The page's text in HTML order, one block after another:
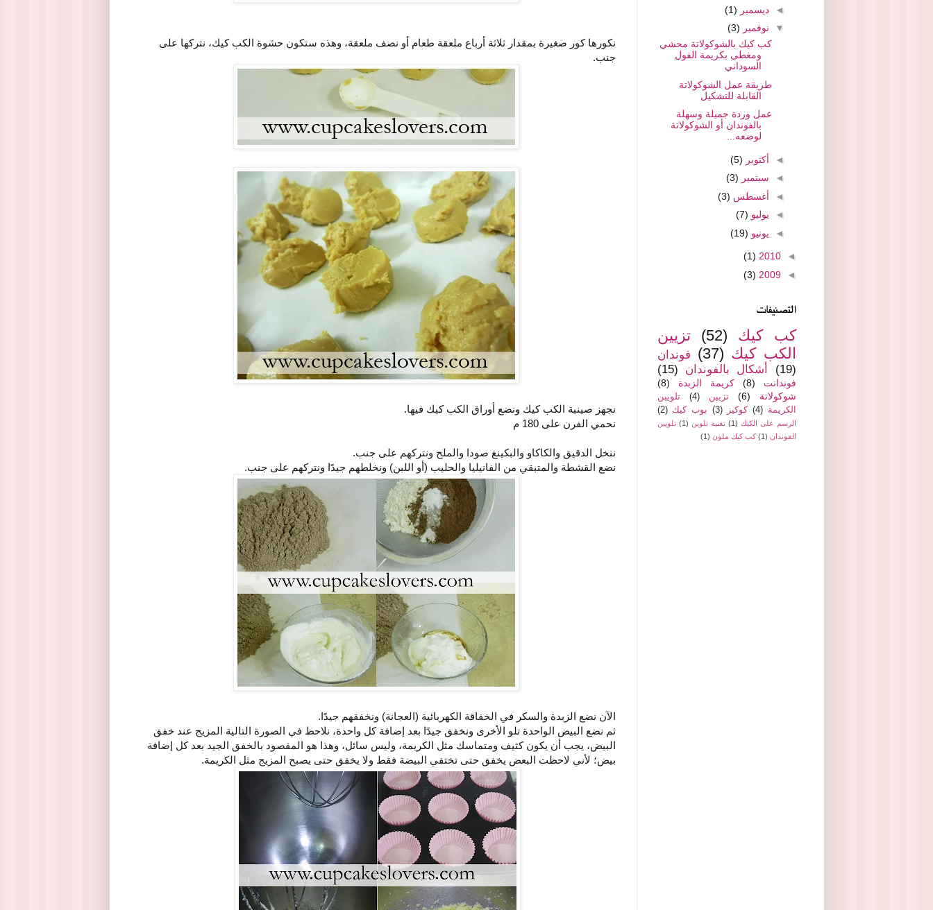
نكورها كور صغيرة بمقدار ثلاثة أرباع ملعقة طعام أو نصف ملعقة، وهذه ستكون حشوة الكب كيك، نتركها على
جنب.
نجهز صينية الكب كيك ونضع أوراق الكب كيك فيها.
نحمي الفرن على 180 م
ننخل الدقيق والكاكاو والبكينغ صودا والملح ونتركهم على جنب.
نضع القشطة والمتبقي من الفانيليا والحليب (أو اللبن) ونخلطهم جيدًا ونتركهم على جنب.
الآن نضع الزبدة والسكر في الخفاقة الكهربائية (العجانة) ونخفقهم جيدًا.
ثم نضع البيض الواحدة تلو الأخرى ونخفق جيدًا بعد إضافة كل واحدة، نلاحظ في الصورة التالية المزيج عند خفق
البيض، يجب أن يكون كثيف ومتماسك مثل الكريمة، وليس سائل، وهذا هو المقصود بالخفق الجيد بعد كل إضافة
بيض؛ لأني لاحظت البعض يخفق حتى تختفي البيضة فقط ولا يخفق حتى يصبح المزيج مثل الكريمة.
◄ديسمبر (1)
▼ نوفمبر (3)
كب كيك بالشوكولاتة محشي
ومغطى بكريمة الفول
السوداني
طريقة عمل الشوكولاتة
القابلة للتشكيل
عمل وردة جميلة وسهلة
بالفوندان أو الشوكولاتة
لوضعه...
◄ أكتوبر (5)
◄ سبتمبر (3)
◄ أغسطس (3)
◄ يوليو (7)
◄ يونيو (19)
◄
2010
(1)
◄
2009
(3)
التصنيفات
كب كيك (52)
تزيين
الكب كيك (37)
فوندان
(19)
أشكال بالفوندان (15)
فوندانت (8) كريمة الزبدة
(8)
شوكولاتة
(6) تزيين (4)
تلويين
الكريمة (4) كوكيز (3) بوب كيك (2)
الرسم على الكيك (1) تقنية تلوين (1) تلويين
الفوندان (1) كب كيك ملون (1)